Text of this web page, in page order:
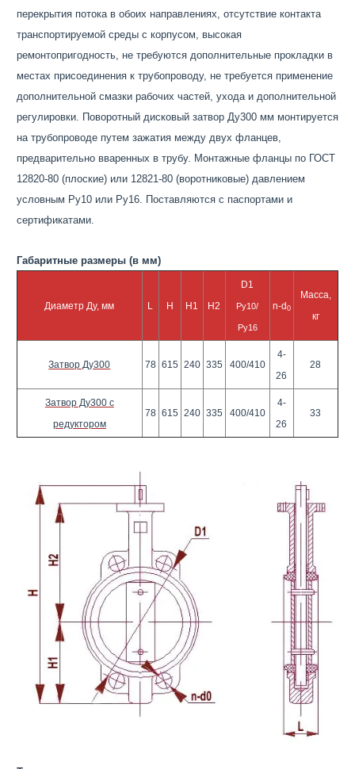
перекрытия потока в обоих направлениях, отсутствие контакта
транспортируемой среды с корпусом, высокая
ремонтопригодность, не требуются дополнительные прокладки в
местах присоединения к трубопроводу, не требуется применение
дополнительной смазки рабочих частей, ухода и дополнительной
регулировки. Поворотный дисковый затвор Ду300 мм монтируется
на трубопроводе путем зажатия между двух фланцев,
предварительно вваренных в трубу. Монтажные фланцы по ГОСТ
12820-80 (плоские) или 12821-80 (воротниковые) давлением
условным Ру10 или Ру16. Поставляются с паспортами и
сертификатами.
Габаритные размеры (в мм)
Диаметр Ду, мм L H H1 H2
D1
Ру10/
Ру16
n-d 0
Масса,
кг
Затвор Ду300 78 615 240 335 400/410
4-
26
28
Затвор Ду300 с
редуктором
78 615 240 335 400/410
4-
26
33